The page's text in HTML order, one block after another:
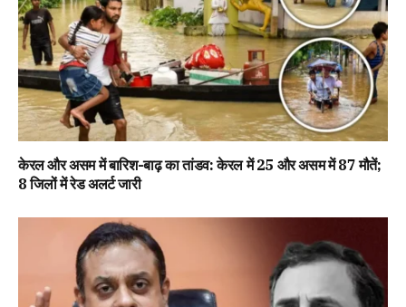
केरल और असम में बारिश-बाढ़ का तांडव: केरल में 25 और असम में 87 मौतें;
8 जिलों में रेड अलर्ट जारी